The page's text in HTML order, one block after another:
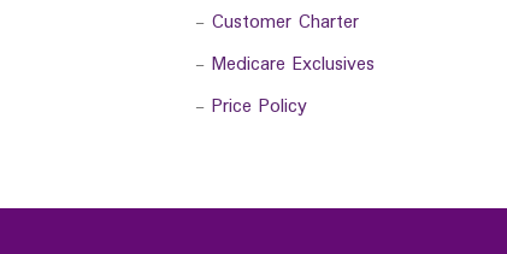
- Customer Charter
- Medicare Exclusives
- Price Policy